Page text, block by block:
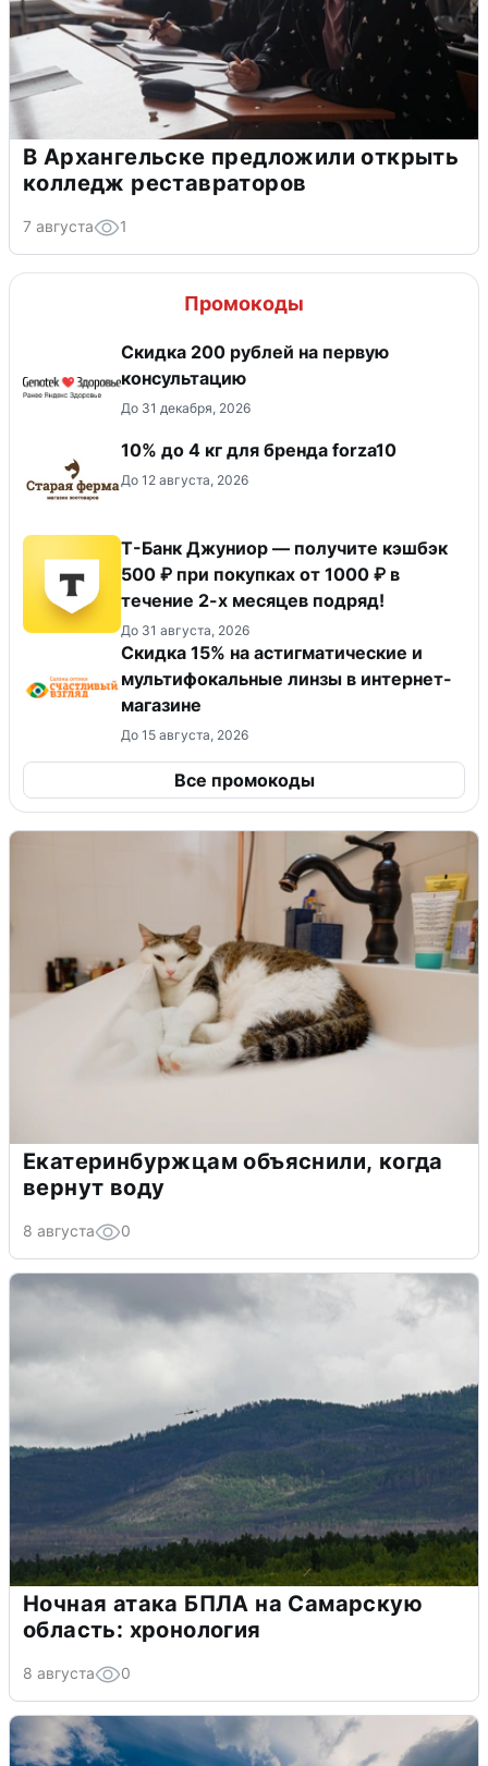
В Архангельске предложили открыть
колледж реставраторов
7 августа 1
Промокоды
Скидка 200 рублей на первую
консультацию
До 31 декабря, 2026
10% до 4 кг для бренда forza10
До 12 августа, 2026
Т-Банк Джуниор — получите кэшбэк
500 ₽ при покупках от 1000 ₽ в
течение 2-х месяцев подряд!
До 31 августа, 2026
Скидка 15% на астигматические и
мультифокальные линзы в интернет-
магазине
До 15 августа, 2026
Все промокоды
Екатеринбуржцам объяснили, когда
вернут воду
8 августа 0
Ночная атака БПЛА на Самарскую
область: хронология
8 августа 0